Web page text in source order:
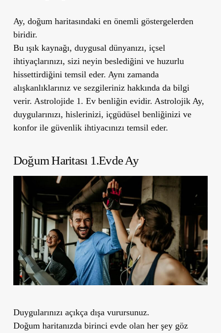
Ay, doğum haritasındaki en önemli göstergelerden
biridir.
Bu ışık kaynağı, duygusal dünyanızı, içsel
ihtiyaçlarınızı, sizi neyin beslediğini ve huzurlu
hissettirdiğini temsil eder. Aynı zamanda
alışkanlıklarınız ve sezgileriniz hakkında da bilgi
verir. Astrolojide 1. Ev benliğin evidir. Astrolojik Ay,
duygularınızı, hislerinizi, içgüdüsel benliğinizi ve
konfor ile güvenlik ihtiyacınızı temsil eder.
Doğum Haritası 1.Evde Ay
Duygularınızı açıkça dışa vurursunuz.
Doğum haritanızda birinci evde olan her şey göz